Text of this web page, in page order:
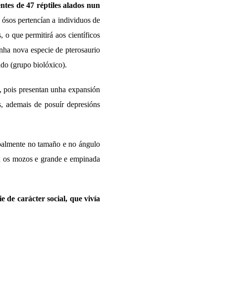
de 47 réptiles alados nun
pertencían a individuos de
o que permitirá aos científicos
nova especie de pterosaurio
(grupo biolóxico).
presentan unha expansión
ademais de posuír depresións
no tamaño e no ángulo
mozos e grande e empinada
de carácter social, que vivía